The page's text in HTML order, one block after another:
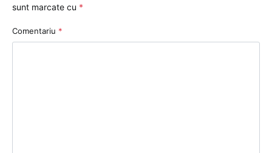
sunt marcate cu *
Comentariu *